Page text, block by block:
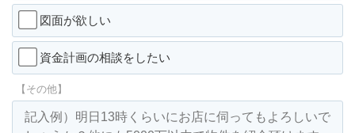
図面が欲しい
資金計画の相談をしたい
【その他】